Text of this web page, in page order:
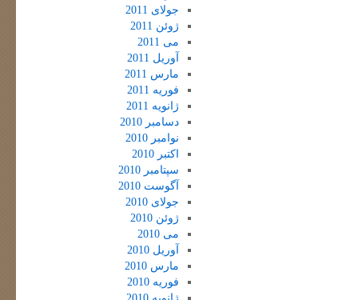
جولای 2011
ژوئن 2011
می 2011
آوریل 2011
مارس 2011
فوریه 2011
ژانویه 2011
دسامبر 2010
نوامبر 2010
اکتبر 2010
سپتامبر 2010
آگوست 2010
جولای 2010
ژوئن 2010
می 2010
آوریل 2010
مارس 2010
فوریه 2010